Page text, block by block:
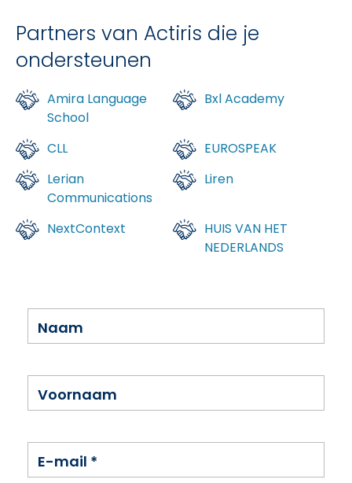
Partners van Actiris die je
ondersteunen
Amira Language
School
Bxl Academy
CLL
EUROSPEAK
Lerian
Communications
Liren
NextContext
HUIS VAN HET
NEDERLANDS
Naam
Voornaam
E-mail *